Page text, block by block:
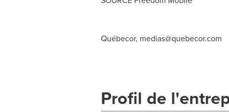
Québecor, medias@quebecor.com
Profil de